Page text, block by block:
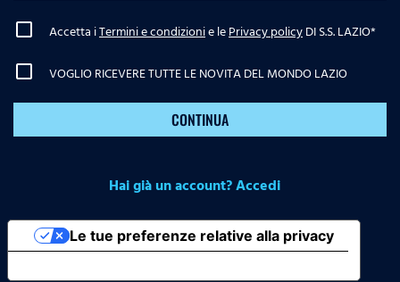
Accetta iTermini e condizionie lePrivacy policyDI S.S. LAZIO*
VOGLIO RICEVERE TUTTE LE NOVITA DEL MONDO LAZIO
CONTINUA
Hai già un account? Accedi
Le tue preferenze relative alla privacy